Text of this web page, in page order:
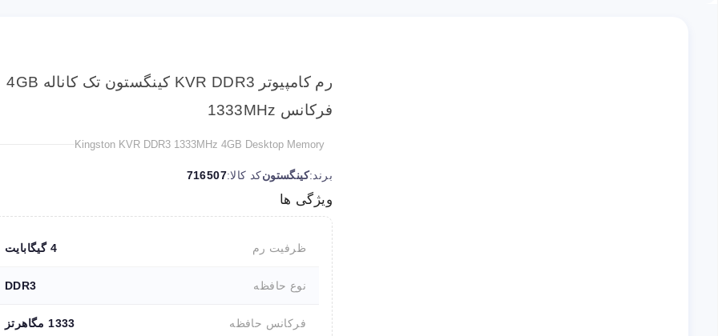
رم کامپیوتر KVR DDR3 کینگستون تک کاناله 4GB
فرکانس 1333MHz
Kingston KVR DDR3 1333MHz 4GB Desktop Memory
برند:کینگستونکد کالا:716507
ویژگی ها
ظرفیت رم 4 گیگابایت
نوع حافظه DDR3
فرکانس حافظه 1333 مگاهرتز